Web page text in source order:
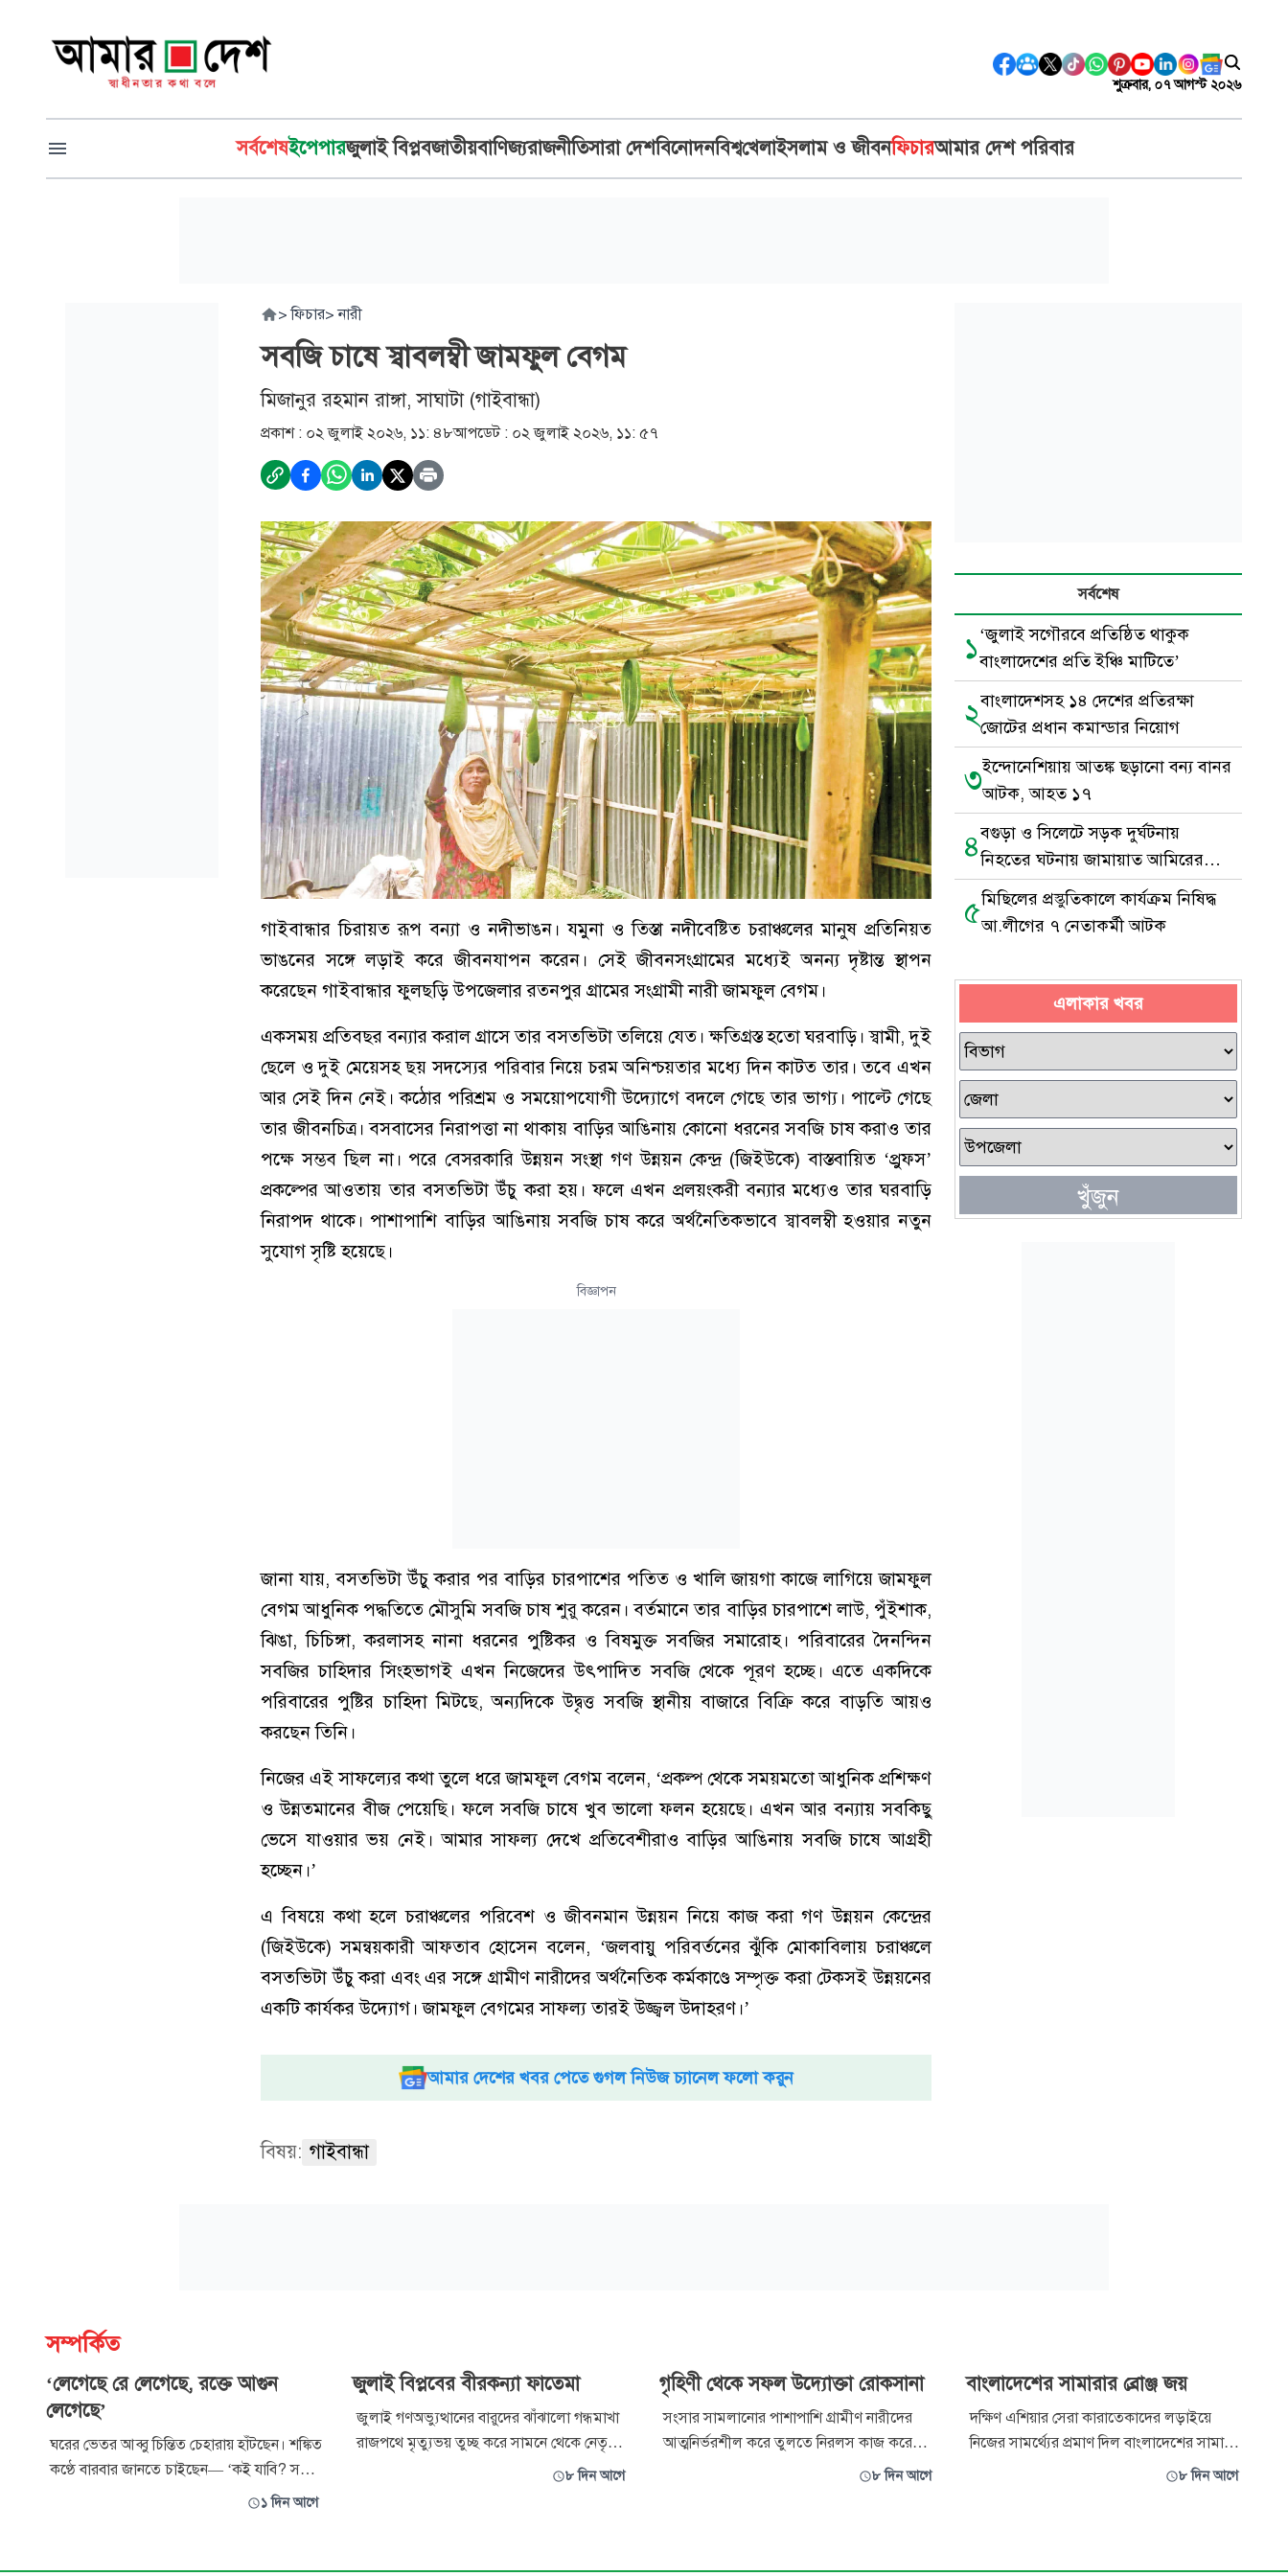
শুক্রবার, ০৭ আগস্ট ২০২৬
সর্বশেষইপেপারজুলাই বিপ্লবজাতীয়বাণিজ্যরাজনীতিসারা দেশবিনোদনবিশ্বখেলাইসলাম ও জীবনফিচারআমার দেশ পরিবার
> ফিচার> নারী
সবজি চাষে স্বাবলম্বী জামফুল বেগম
মিজানুর রহমান রাঙ্গা, সাঘাটা (গাইবান্ধা)
প্রকাশ : ০২ জুলাই ২০২৬, ১১: ৪৮আপডেট : ০২ জুলাই ২০২৬, ১১: ৫৭
গাইবান্ধার চিরায়ত রূপ বন্যা ও নদীভাঙন। যমুনা ও তিস্তা নদীবেষ্টিত চরাঞ্চলের মানুষ প্রতিনিয়ত
ভাঙনের সঙ্গে লড়াই করে জীবনযাপন করেন। সেই জীবনসংগ্রামের মধ্যেই অনন্য দৃষ্টান্ত স্থাপন
করেছেন গাইবান্ধার ফুলছড়ি উপজেলার রতনপুর গ্রামের সংগ্রামী নারী জামফুল বেগম।
একসময় প্রতিবছর বন্যার করাল গ্রাসে তার বসতভিটা তলিয়ে যেত। ক্ষতিগ্রস্ত হতো ঘরবাড়ি। স্বামী, দুই
ছেলে ও দুই মেয়েসহ ছয় সদস্যের পরিবার নিয়ে চরম অনিশ্চয়তার মধ্যে দিন কাটত তার। তবে এখন
আর সেই দিন নেই। কঠোর পরিশ্রম ও সময়োপযোগী উদ্যোগে বদলে গেছে তার ভাগ্য। পাল্টে গেছে
তার জীবনচিত্র। বসবাসের নিরাপত্তা না থাকায় বাড়ির আঙিনায় কোনো ধরনের সবজি চাষ করাও তার
পক্ষে সম্ভব ছিল না। পরে বেসরকারি উন্নয়ন সংস্থা গণ উন্নয়ন কেন্দ্র (জিইউকে) বাস্তবায়িত ‘প্রুফস’
প্রকল্পের আওতায় তার বসতভিটা উঁচু করা হয়। ফলে এখন প্রলয়ংকরী বন্যার মধ্যেও তার ঘরবাড়ি
নিরাপদ থাকে। পাশাপাশি বাড়ির আঙিনায় সবজি চাষ করে অর্থনৈতিকভাবে স্বাবলম্বী হওয়ার নতুন
সুযোগ সৃষ্টি হয়েছে।
বিজ্ঞাপন
জানা যায়, বসতভিটা উঁচু করার পর বাড়ির চারপাশের পতিত ও খালি জায়গা কাজে লাগিয়ে জামফুল
বেগম আধুনিক পদ্ধতিতে মৌসুমি সবজি চাষ শুরু করেন। বর্তমানে তার বাড়ির চারপাশে লাউ, পুঁইশাক,
ঝিঙা, চিচিঙ্গা, করলাসহ নানা ধরনের পুষ্টিকর ও বিষমুক্ত সবজির সমারোহ। পরিবারের দৈনন্দিন
সবজির চাহিদার সিংহভাগই এখন নিজেদের উৎপাদিত সবজি থেকে পূরণ হচ্ছে। এতে একদিকে
পরিবারের পুষ্টির চাহিদা মিটছে, অন্যদিকে উদ্বৃত্ত সবজি স্থানীয় বাজারে বিক্রি করে বাড়তি আয়ও
করছেন তিনি।
নিজের এই সাফল্যের কথা তুলে ধরে জামফুল বেগম বলেন, ‘প্রকল্প থেকে সময়মতো আধুনিক প্রশিক্ষণ
ও উন্নতমানের বীজ পেয়েছি। ফলে সবজি চাষে খুব ভালো ফলন হয়েছে। এখন আর বন্যায় সবকিছু
ভেসে যাওয়ার ভয় নেই। আমার সাফল্য দেখে প্রতিবেশীরাও বাড়ির আঙিনায় সবজি চাষে আগ্রহী
হচ্ছেন।’
এ বিষয়ে কথা হলে চরাঞ্চলের পরিবেশ ও জীবনমান উন্নয়ন নিয়ে কাজ করা গণ উন্নয়ন কেন্দ্রের
(জিইউকে) সমন্বয়কারী আফতাব হোসেন বলেন, ‘জলবায়ু পরিবর্তনের ঝুঁকি মোকাবিলায় চরাঞ্চলে
বসতভিটা উঁচু করা এবং এর সঙ্গে গ্রামীণ নারীদের অর্থনৈতিক কর্মকাণ্ডে সম্পৃক্ত করা টেকসই উন্নয়নের
একটি কার্যকর উদ্যোগ। জামফুল বেগমের সাফল্য তারই উজ্জ্বল উদাহরণ।’
আমার দেশের খবর পেতে গুগল নিউজ চ্যানেল ফলো করুন
বিষয়: গাইবান্ধা
সর্বশেষ
১‘জুলাই সগৌরবে প্রতিষ্ঠিত থাকুক
বাংলাদেশের প্রতি ইঞ্চি মাটিতে’
২বাংলাদেশসহ ১৪ দেশের প্রতিরক্ষা
জোটের প্রধান কমান্ডার নিয়োগ
৩ইন্দোনেশিয়ায় আতঙ্ক ছড়ানো বন্য বানর
আটক, আহত ১৭
৪বগুড়া ও সিলেটে সড়ক দুর্ঘটনায়
নিহতের ঘটনায় জামায়াত আমিরের
শোক
৫মিছিলের প্রস্তুতিকালে কার্যক্রম নিষিদ্ধ
আ.লীগের ৭ নেতাকর্মী আটক
এলাকার খবর
খুঁজুন
সম্পর্কিত
‘লেগেছে রে লেগেছে, রক্তে আগুন
লেগেছে’
ঘরের ভেতর আব্বু চিন্তিত চেহারায় হাঁটছেন। শঙ্কিত
কণ্ঠে বারবার জানতে চাইছেন— ‘কই যাবি? সত্যি
সহজভাবে নিতে পারলেন না। তিনি বললেন,
১ দিন আগে
জুলাই বিপ্লবের বীরকন্যা ফাতেমা
জুলাই গণঅভ্যুত্থানের বারুদের ঝাঁঝালো গন্ধমাখা
রাজপথে মৃত্যুভয় তুচ্ছ করে সামনে থেকে নেতৃত্ব
দিয়েছেন এক অকুতোভয় নারী—ফাতেমা রহমান
গণআন্দোলনে এই নারীর অদম্য সা
৮ দিন আগে
গৃহিণী থেকে সফল উদ্যোক্তা রোকসানা
সংসার সামলানোর পাশাপাশি গ্রামীণ নারীদের
আত্মনির্ভরশীল করে তুলতে নিরলস কাজ করে
যাচ্ছেন লক্ষ্মীপুরের রায়পুর উপজেলার নারী
ইতোমধ্যে এলাকায় প্রশংসা কুড়িয়েছে। রো
৮ দিন আগে
বাংলাদেশের সামারার ব্রোঞ্জ জয়
দক্ষিণ এশিয়ার সেরা কারাতেকাদের লড়াইয়ে
নিজের সামর্থ্যের প্রমাণ দিল বাংলাদেশের সামারা
রহমান। ‘সাউথ এশিয়ান কারাতে চ্যাম্পিয়নশিপ
স্টেডিয়ামে ১৫ থেকে ১৯ জুলাই
৮ দিন আগে